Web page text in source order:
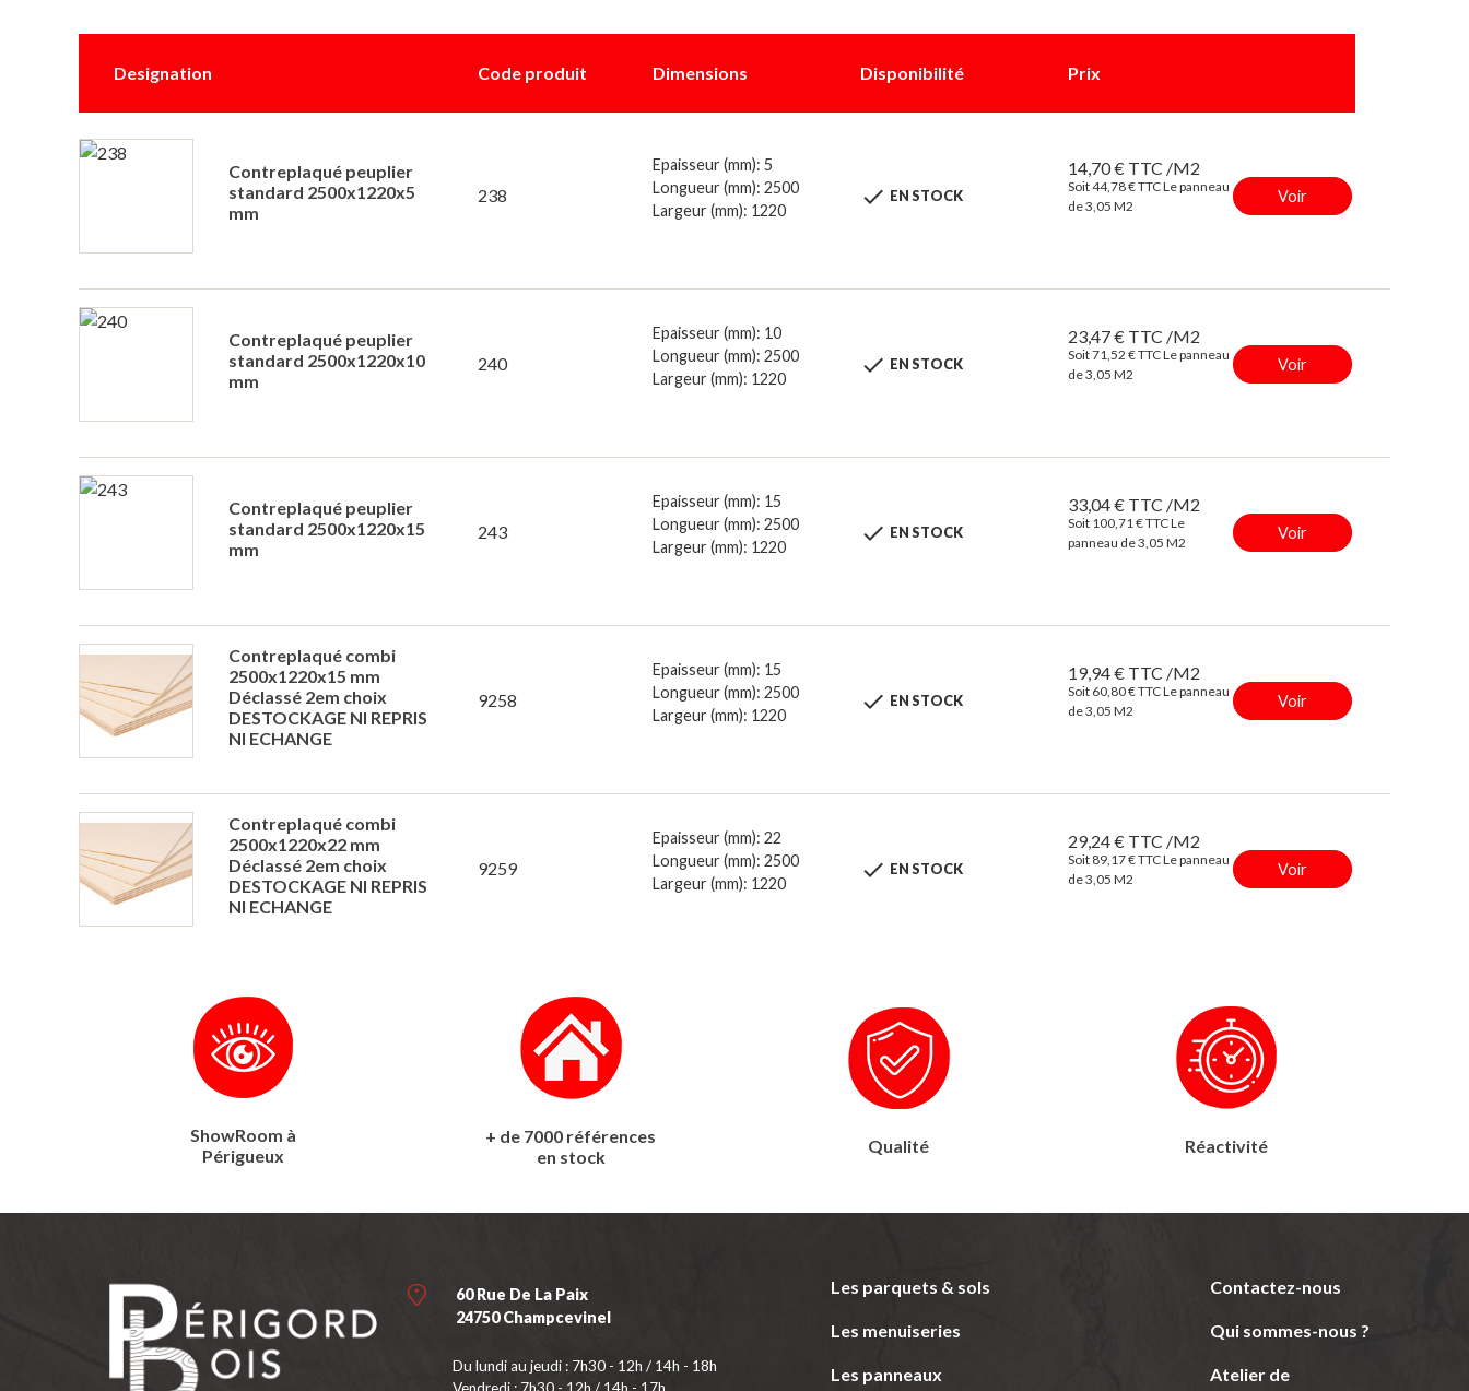
Designation Code produit Dimensions Disponibilité Prix
Contreplaqué peuplier
standard 2500x1220x5
mm
238
Epaisseur (mm): 5
Longueur (mm): 2500
Largeur (mm): 1220
 EN STOCK
14,70 € TTC /M2
Soit 44,78 € TTC Le panneau
de 3,05 M2
Voir
Contreplaqué peuplier
standard 2500x1220x10
mm
240
Epaisseur (mm): 10
Longueur (mm): 2500
Largeur (mm): 1220
 EN STOCK
23,47 € TTC /M2
Soit 71,52 € TTC Le panneau
de 3,05 M2
Voir
Contreplaqué peuplier
standard 2500x1220x15
mm
243
Epaisseur (mm): 15
Longueur (mm): 2500
Largeur (mm): 1220
 EN STOCK
33,04 € TTC /M2
Soit 100,71 € TTC Le
panneau de 3,05 M2
Voir
Contreplaqué combi
2500x1220x15 mm
Déclassé 2em choix
DESTOCKAGE NI REPRIS
NI ECHANGE
9258
Epaisseur (mm): 15
Longueur (mm): 2500
Largeur (mm): 1220
 EN STOCK
19,94 € TTC /M2
Soit 60,80 € TTC Le panneau
de 3,05 M2
Voir
Contreplaqué combi
2500x1220x22 mm
Déclassé 2em choix
DESTOCKAGE NI REPRIS
NI ECHANGE
9259
Epaisseur (mm): 22
Longueur (mm): 2500
Largeur (mm): 1220
 EN STOCK
29,24 € TTC /M2
Soit 89,17 € TTC Le panneau
de 3,05 M2
Voir
ShowRoom à
Périgueux
+ de 7000 références
en stock
Qualité Réactivité
60 Rue De La Paix
24750 Champcevinel
Du lundi au jeudi : 7h30 - 12h / 14h - 18h
Vendredi : 7h30 - 12h / 14h - 17h
Les parquets & sols
Les menuiseries
Les panneaux
Contactez-nous
Qui sommes-nous ?
Atelier de